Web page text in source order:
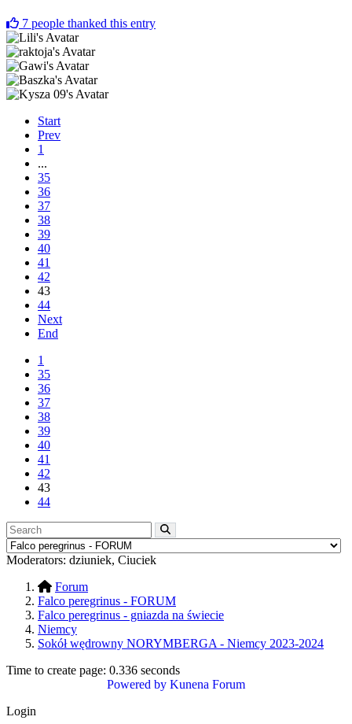
7 people thanked this entry
Start
Prev
1
...
35
36
37
38
39
40
41
42
43
44
Next
End
1
35
36
37
38
39
40
41
42
43
44
Moderators: dziuniek, Ciuciek
Forum
Falco peregrinus - FORUM
Falco peregrinus - gniazda na świecie
Niemcy
Sokół wędrowny NORYMBERGA - Niemcy 2023-2024
Time to create page: 0.336 seconds
Powered by Kunena Forum
Login